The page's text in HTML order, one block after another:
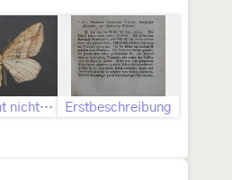
Geschlecht nicht bestimmt Erstbeschreibung